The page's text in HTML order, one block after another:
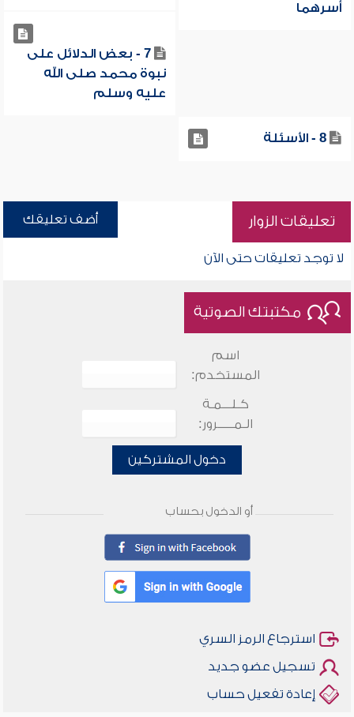
أسرهما
7 - بعض الدلائل على
نبوة محمد صلى الله
عليه وسلم
8 - الأسئلة
تعليقات الزوار أضف تعليقك
لا توجد تعليقات حتى الآن
مكتبتك الصوتية
اسم
المستخدم:
كـلـــمـة
الـمـــــرور:
دخول المشتركين
أو الدخول بحساب
استرجاع الرمز السري
تسجيل عضو جديد
إعادة تفعيل حساب